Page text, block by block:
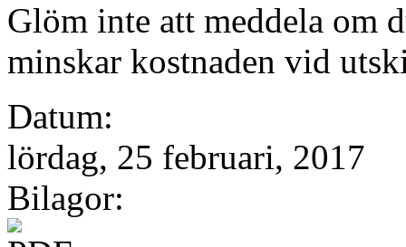
Glöm inte att meddela om
minskar kostnaden vid
Datum:
lördag, 25 februari, 2017
Bilagor: